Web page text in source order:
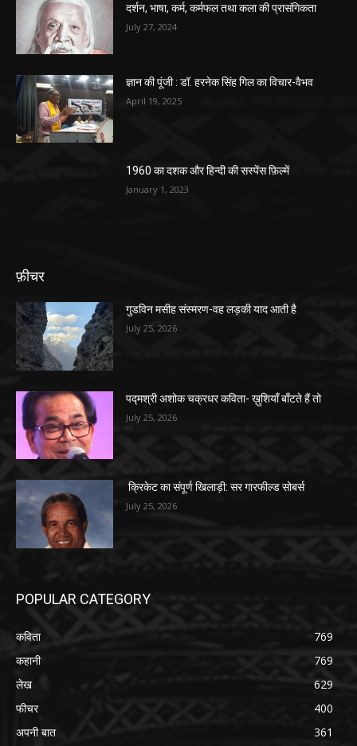
दर्शन, भाषा, कर्म, कर्मफल तथा कला की प्रासंगिकता
July 27, 2024
ज्ञान की पूंजी : डॉ. हरनेक सिंह गिल का विचार-वैभव
April 19, 2025
1960 का दशक और हिन्दी की सस्पेंस फ़िल्में
January 1, 2023
फ़ीचर
गुडविन मसीह संस्मरण-वह लड़की याद आती है
July 25, 2026
पद्मश्री अशोक चक्रधर कविता- ख़ुशियाँ बाँटते हैं तो
July 25, 2026
क्रिकेट का संपूर्ण खिलाड़ी: सर गारफील्ड सोबर्स
July 25, 2026
POPULAR CATEGORY
कविता
769
कहानी
769
लेख
629
फीचर
400
अपनी बात
361